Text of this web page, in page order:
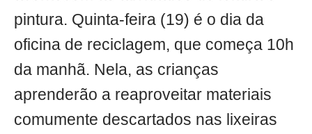
pintura. Quinta-feira (19) é o dia da
oficina de reciclagem, que começa 10h
da manhã. Nela, as crianças
aprenderão a reaproveitar materiais
comumente descartados nas lixeiras